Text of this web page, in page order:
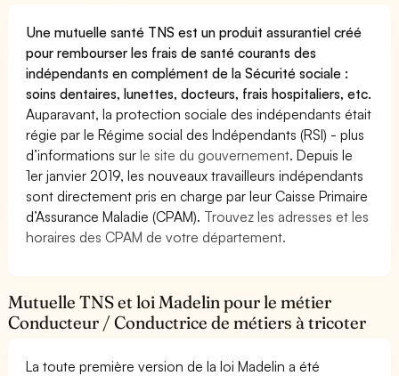
Une mutuelle santé TNS est un produit assurantiel créé
pour rembourser les frais de santé courants des
indépendants en complément de la Sécurité sociale :
soins dentaires, lunettes, docteurs, frais hospitaliers, etc.
Auparavant, la protection sociale des indépendants était
régie par le Régime social des Indépendants (RSI) - plus
d’informations surle site du gouvernement. Depuis le
1er janvier 2019, les nouveaux travailleurs indépendants
sont directement pris en charge par leur Caisse Primaire
d’Assurance Maladie (CPAM). Trouvez les adresses et les
horaires des CPAM de votre département.
Mutuelle TNS et loi Madelin pour le métier
Conducteur / Conductrice de métiers à tricoter
La toute première version de la loi Madelin a été